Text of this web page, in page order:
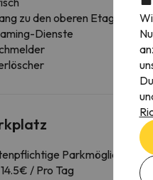
zu den oberen Etagen nur
Dienste
14.5€ / Pro Tag